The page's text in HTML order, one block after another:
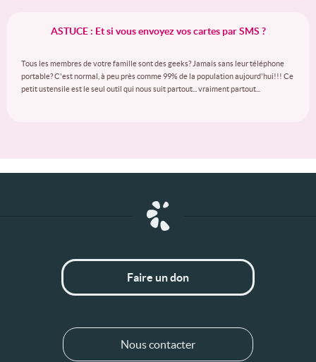
ASTUCE : Et si vous envoyez vos cartes par SMS ?
Tous les membres de votre famille sont des geeks? Jamais sans leur téléphone
portable? C'est normal, à peu près comme 99% de la population aujourd'hui!!! Ce
petit ustensile est le seul outil qui nous suit partout... vraiment partout...
Faire un don
Nous contacter